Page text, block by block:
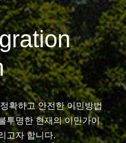
확하고 안전한 이민방법
투명한 현재의 이민가이
고자 합니다.